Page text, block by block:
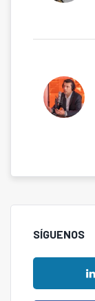
SÍGUENOS